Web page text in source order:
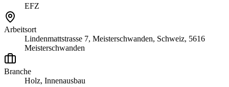
EFZ
Arbeitsort
Lindenmattstrasse 7, Meisterschwanden, Schweiz, 5616
Meisterschwanden
Branche
Holz, Innenausbau